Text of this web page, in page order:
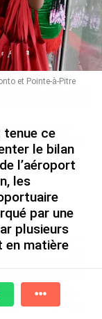
de l’Ifremer :
décisif dans
A Propos
et Pointe-à-Pitre
tenue ce
le bilan
l’aéroport
les
par une
plusieurs
en matière
jugés
les chiffres